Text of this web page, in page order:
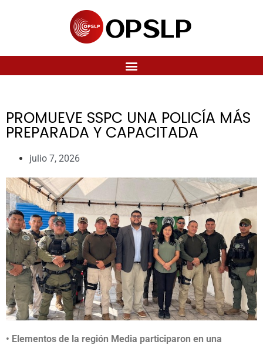
PROMUEVE SSPC UNA POLICÍA MÁS
PREPARADA Y CAPACITADA
julio 7, 2026
• Elementos de la región Media participaron en una